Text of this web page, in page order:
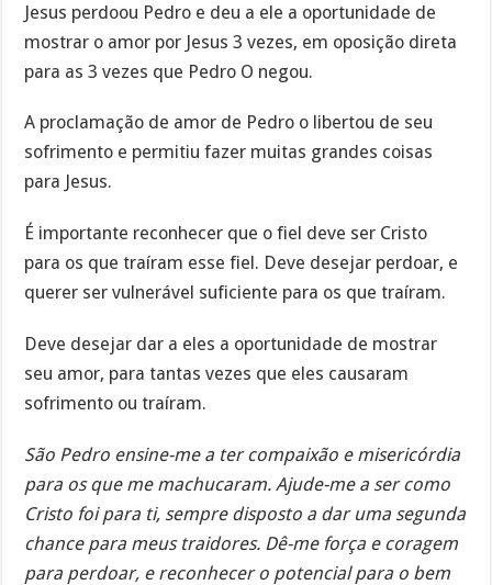
Jesus perdoou Pedro e deu a ele a oportunidade de
mostrar o amor por Jesus 3 vezes, em oposição direta
para as 3 vezes que Pedro O negou.
A proclamação de amor de Pedro o libertou de seu
sofrimento e permitiu fazer muitas grandes coisas
para Jesus.
É importante reconhecer que o fiel deve ser Cristo
para os que traíram esse fiel. Deve desejar perdoar, e
querer ser vulnerável suficiente para os que traíram.
Deve desejar dar a eles a oportunidade de mostrar
seu amor, para tantas vezes que eles causaram
sofrimento ou traíram.
São Pedro ensine-me a ter compaixão e misericórdia
para os que me machucaram. Ajude-me a ser como
Cristo foi para ti, sempre disposto a dar uma segunda
chance para meus traidores. Dê-me força e coragem
para perdoar, e reconhecer o potencial para o bem